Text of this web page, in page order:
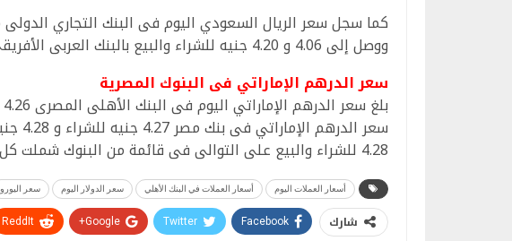
ووصل إلى 4.06 و 4.20 جنيه للشراء والبيع بالبنك العربى الأفريقى الدولى.
سعر الدرهم الإماراتي فى البنوك المصرية
4.28 للشراء والبيع على التوالى فى قائمة من البنوك شملت كل من: بلوم و عودة و قطر الوطني و HSBC.
أسعار العملات اليوم أسعار العملات في البنك الأهلي سعر الدولار اليوم سعر اليورو
شارك Facebook
Twitter
Google+
ReddIt